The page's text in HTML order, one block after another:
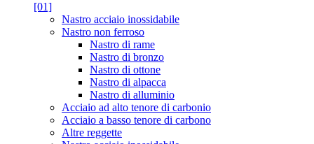
[01]
Nastro acciaio inossidabile
Nastro non ferroso
Nastro di rame
Nastro di bronzo
Nastro di ottone
Nastro di alpacca
Nastro di alluminio
Acciaio ad alto tenore di carbonio
Acciaio a basso tenore di carbono
Altre reggette